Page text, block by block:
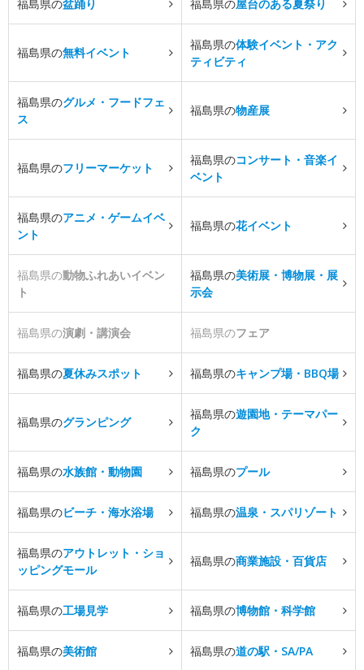
福島県の盆踊り 福島県の屋台のある夏祭り
福島県の無料イベント
福島県の体験イベント・アク
ティビティ
福島県のグルメ・フードフェ
ス
福島県の物産展
福島県のフリーマーケット
福島県のコンサート・音楽イ
ベント
福島県のアニメ・ゲームイベ
ント
福島県の花イベント
福島県の動物ふれあいイベン
ト
福島県の美術展・博物展・展
示会
福島県の演劇・講演会 福島県のフェア
福島県の夏休みスポット 福島県のキャンプ場・BBQ場
福島県のグランピング
福島県の遊園地・テーマパー
ク
福島県の水族館・動物園 福島県のプール
福島県のビーチ・海水浴場 福島県の温泉・スパリゾート
福島県のアウトレット・ショ
ッピングモール
福島県の商業施設・百貨店
福島県の工場見学 福島県の博物館・科学館
福島県の美術館 福島県の道の駅・SA/PA